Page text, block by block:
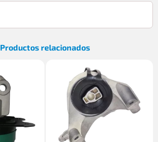
Productos relacionados